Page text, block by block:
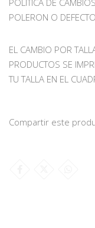
POLERON O
EL CAMBIO POR
PRODUCTOS SE
TU TALLA EN EL
Compartir este